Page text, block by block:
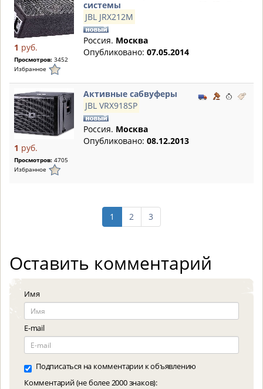
1 руб.
Просмотров: 3452
Избранное
системы
JBL JRX212M
Россия. Москва
Опубликовано: 07.05.2014
1 руб.
Просмотров: 4705
Избранное
Активные сабвуферы
JBL VRX918SP
Россия. Москва
Опубликовано: 08.12.2013
1 2 3
Оставить комментарий
Имя
E-mail
Подписаться на комментарии к объявлению
Комментарий (не более 2000 знаков):